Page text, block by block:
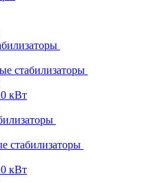
стабилизаторы
кВт
стабилизаторы
кВт